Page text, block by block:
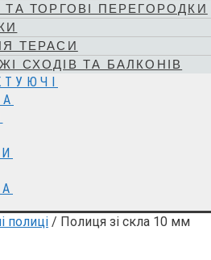
ТА ТОРГОВІ ПЕРЕГОРОДКИ
ТЕРАСИ
СХОДІВ ТА БАЛКОНІВ
полиці / Полиця зі скла 10 мм